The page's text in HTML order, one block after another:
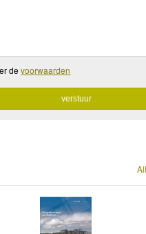
devoorwaarden